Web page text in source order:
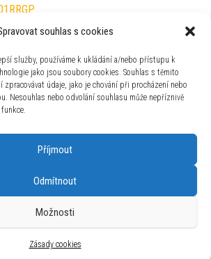
souhlas s cookies
služby, používáme k ukládání a/nebo přístupu k
jako jsou soubory cookies. Souhlas s těmito
zpracovávat údaje, jako je chování při procházení nebo
Nesouhlas nebo odvolání souhlasu může nepříznivě
Příjmout
Odmítnout
Možnosti
Zásady cookies
Kč
SHG2050MGPW
Kč
dámský snubní prsten z chirurgické
(v češtině).